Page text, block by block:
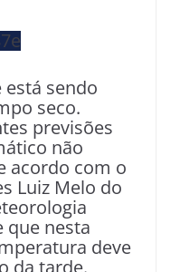
sendo
seco.
previsões
não
acordo com o
Luiz Melo do
que nesta
deve